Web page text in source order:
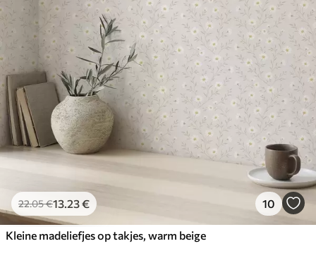
22.05€13.23€ 10
Kleine madeliefjes op takjes, warm beige